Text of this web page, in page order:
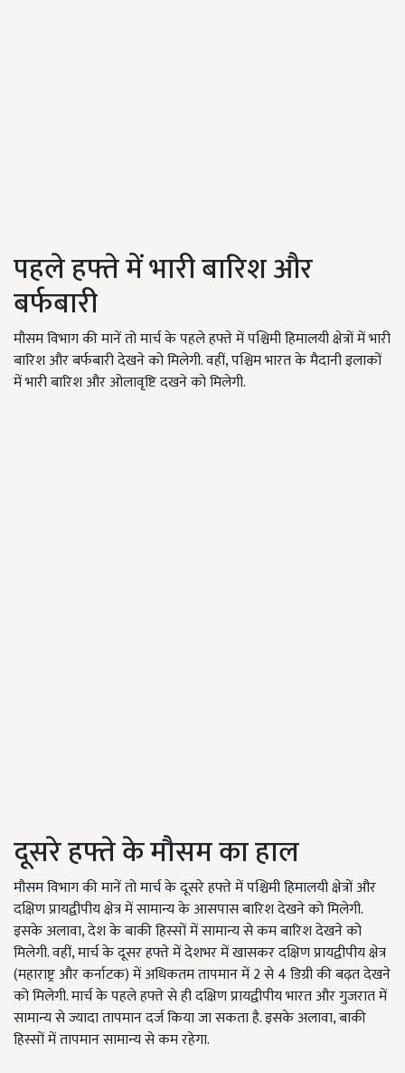
पहले हफ्ते में भारी बारिश और
बर्फबारी
मौसम विभाग की मानें तो मार्च के पहले हफ्ते में पश्चिमी हिमालयी क्षेत्रों में भारी
बारिश और बर्फबारी देखने को मिलेगी. वहीं, पश्चिम भारत के मैदानी इलाकों
में भारी बारिश और ओलावृष्टि दखने को मिलेगी.
दूसरे हफ्ते के मौसम का हाल
मौसम विभाग की मानें तो मार्च के दूसरे हफ्ते में पश्चिमी हिमालयी क्षेत्रों और
दक्षिण प्रायद्वीपीय क्षेत्र में सामान्य के आसपास बारिश देखने को मिलेगी.
इसके अलावा, देश के बाकी हिस्सों में सामान्य से कम बारिश देखने को
मिलेगी. वहीं, मार्च के दूसर हफ्ते में देशभर में खासकर दक्षिण प्रायद्वीपीय क्षेत्र
(महाराष्ट्र और कर्नाटक) में अधिकतम तापमान में 2 से 4 डिग्री की बढ़त देखने
को मिलेगी. मार्च के पहले हफ्ते से ही दक्षिण प्रायद्वीपीय भारत और गुजरात में
सामान्य से ज्यादा तापमान दर्ज किया जा सकता है. इसके अलावा, बाकी
हिस्सों में तापमान सामान्य से कम रहेगा.